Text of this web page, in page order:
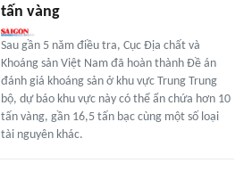
tấn vàng
Sau gần 5 năm điều tra, Cục Địa chất và
Khoáng sản Việt Nam đã hoàn thành Đề án
đánh giá khoáng sản ở khu vực Trung Trung
bộ, dự báo khu vực này có thể ẩn chứa hơn 10
tấn vàng, gần 16,5 tấn bạc cùng một số loại
tài nguyên khác.